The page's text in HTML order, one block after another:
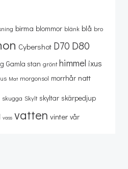
birma blommor blänk blå bro
Cybershot D70 D80
Gamla stan grönt himmel ixus
Mat morgonsol morrhår natt
skugga Skylt skyltar skärpedjup
vass vatten vinter vår